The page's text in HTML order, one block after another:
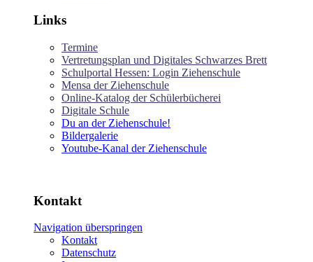
Links
Termine
Vertretungsplan und Digitales Schwarzes Brett
Schulportal Hessen: Login Ziehenschule
Mensa der Ziehenschule
Online-Katalog der Schülerbücherei
Digitale Schule
Du an der Ziehenschule!
Bildergalerie
Youtube-Kanal der Ziehenschule
Kontakt
Navigation überspringen
Kontakt
Datenschutz